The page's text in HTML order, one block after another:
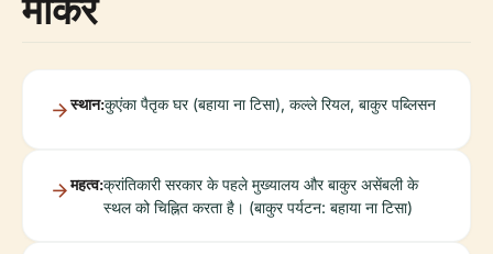
स्थान:कुएंका पैतृक घर (बहाया ना टिसा), कल्ले रियल, बाकुर पब्लिसन
महत्व:क्रांतिकारी सरकार के पहले मुख्यालय और बाकुर असेंबली के
स्थल को चिह्नित करता है। (बाकुर पर्यटन: बहाया ना टिसा)